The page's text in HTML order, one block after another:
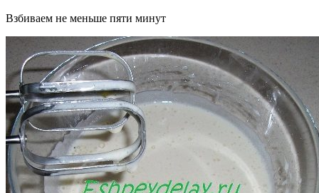
Взбиваем не меньше пяти минут